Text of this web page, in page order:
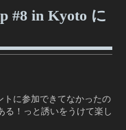
#8 in Kyoto に
トに参加できてなかったの
る！っと誘いをうけて楽し